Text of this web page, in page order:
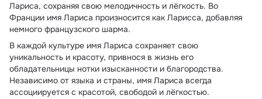
Лариса, сохраняя свою мелодичность и лёгкость. Во
Франции имя Лариса произносится как Ларисса, добавляя
немного французского шарма.
В каждой культуре имя Лариса сохраняет свою
уникальность и красоту, привнося в жизнь его
обладательницы нотки изысканности и благородства.
Независимо от языка и страны, имя Лариса всегда
ассоциируется с красотой, свободой и лёгкостью.